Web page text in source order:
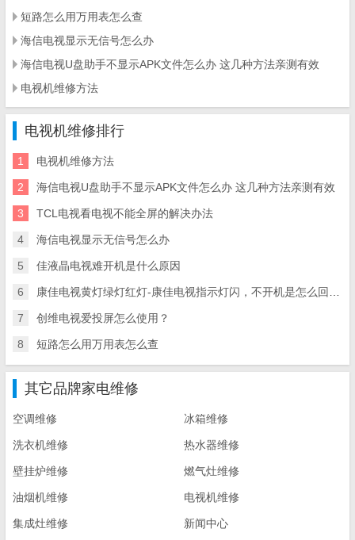
短路怎么用万用表怎么查
海信电视显示无信号怎么办
海信电视U盘助手不显示APK文件怎么办 这几种方法亲测有效
电视机维修方法
电视机维修排行
1 电视机维修方法
2 海信电视U盘助手不显示APK文件怎么办 这几种方法亲测有效
3 TCL电视看电视不能全屏的解决办法
4 海信电视显示无信号怎么办
5 佳液晶电视难开机是什么原因
6 康佳电视黄灯绿灯红灯-康佳电视指示灯闪，不开机是怎么回事呀
7 创维电视爱投屏怎么使用？
8 短路怎么用万用表怎么查
其它品牌家电维修
空调维修 冰箱维修
洗衣机维修 热水器维修
壁挂炉维修 燃气灶维修
油烟机维修 电视机维修
集成灶维修 新闻中心